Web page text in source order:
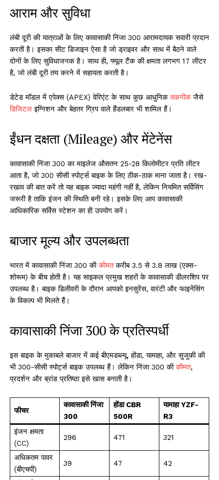
आराम और सुविधा
लंबी दूरी की यात्राओं के लिए कावासाकी निंजा 300 आरामदायक सवारी प्रदान
करती है। इसका सीट डिजाइन ऐसा है जो ड्राइवर और साथ में बैठने वाले
दोनों के लिए सुविधाजनक है। साथ ही, फ्यूल टैंक की क्षमता लगभग 17 लीटर
है, जो लंबी दूरी तय करने में सहायता करती है।
डेटेड मॉडल में एपेक्स (APEX) वेरिएंट के साथ कुछ आधुनिकतकनीकजैसे
डिजिटल इग्निशन और बेहतर ग्रिप वाले हैंडलबार भी शामिल हैं।
ईंधन दक्षता (Mileage) और मेंटेनेंस
कावासाकी निंजा 300 का माइलेज औसतन 25-28 किलोमीटर प्रति लीटर
आता है, जो 300 सीसी स्पोर्ट्स बाइक के लिए ठीक-ठाक माना जाता है। रख-
रखाव की बात करें तो यह बाइक ज्यादा महंगी नहीं है, लेकिन नियमित सर्विसिंग
जरूरी है ताकि इंजन की स्थिति बनी रहे। इसके लिए आप कावासाकी
आधिकारिक सर्विस स्टेशन का ही उपयोग करें।
बाजार मूल्य और उपलब्धता
भारत में कावासाकी निंजा 300 कीकीमतकरीब ₹3.5 से ₹3.8 लाख (एक्स-
शोरूम) के बीच होती है। यह साइकल प्रमुख शहरों के कावासाकी डीलरशिप पर
उपलब्ध है। बाइक डिलीवरी के दौरान आपको इनसुरेंस, वारंटी और फाइनेंसिंग
के विकल्प भी मिलते हैं।
कावासाकी निंजा 300 के प्रतिस्पर्धी
इस बाइक के मुकाबले बाजार में कई बीएमडब्ल्यू, होंडा, यामाहा, और सुजुकी की
भी 300-सीसी स्पोर्ट्स बाइक उपलब्ध हैं। लेकिन निंजा 300 कीकीमत,
प्रदर्शन और ब्रांड प्रतिष्ठा इसे खास बनाती है।
फीचर
कावासाकी निंजा
300
होंडा CBR
500R
यामाहा YZF-
R3
इंजन क्षमता
(CC)
296 471 321
अधिकतम पावर
(बीएचपी)
39 47 42